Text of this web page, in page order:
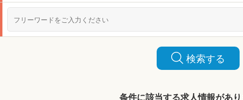
検索する
条件に該当する求人情報があり